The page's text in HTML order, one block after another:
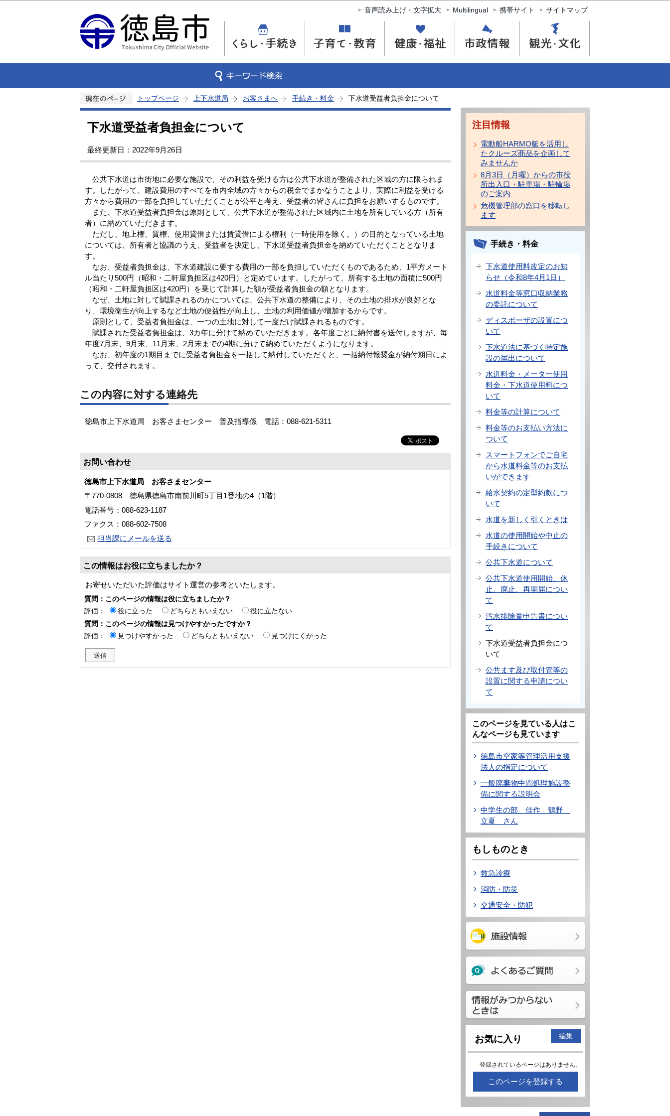
このページの本文へ移動
音声読み上げ・文字拡大 Multilingual 携帯サイト サイトマップ
トップページ 上下水道局 お客さまへ 手続き・料金 下水道受益者負担金について
下水道受益者負担金について
最終更新日：2022年9月26日
公共下水道は市街地に必要な施設で、その利益を受ける方は公共下水道が整備された区域の方に限られま
す。したがって、建設費用のすべてを市内全域の方々からの税金でまかなうことより、実際に利益を受ける
方々から費用の一部を負担していただくことが公平と考え、受益者の皆さんに負担をお願いするものです。
また、下水道受益者負担金は原則として、公共下水道が整備された区域内に土地を所有している方（所有
者）に納めていただきます。
ただし、地上権、質権、使用貸借または賃貸借による権利（一時使用を除く。）の目的となっている土地
については、所有者と協議のうえ、受益者を決定し、下水道受益者負担金を納めていただくこととなりま
す。
なお、受益者負担金は、下水道建設に要する費用の一部を負担していただくものであるため、1平方メート
ル当たり500円（昭和・二軒屋負担区は420円）と定めています。したがって、所有する土地の面積に500円
（昭和・二軒屋負担区は420円）を乗じて計算した額が受益者負担金の額となります。
なぜ、土地に対して賦課されるのかについては、公共下水道の整備により、その土地の排水が良好とな
り、環境衛生が向上するなど土地の便益性が向上し、土地の利用価値が増加するからです。
原則として、受益者負担金は、一つの土地に対して一度だけ賦課されるものです。
賦課された受益者負担金は、3カ年に分けて納めていただきます。各年度ごとに納付書を送付しますが、毎
年度7月末、9月末、11月末、2月末までの4期に分けて納めていただくようになります。
なお、初年度の1期目までに受益者負担金を一括して納付していただくと、一括納付報奨金が納付期日によ
って、交付されます。
この内容に対する連絡先
徳島市上下水道局 お客さまセンター 普及指導係 電話：088-621-5311
お問い合わせ
徳島市上下水道局 お客さまセンター
〒770-0808 徳島県徳島市南前川町5丁目1番地の4（1階）
電話番号：088-623-1187
ファクス：088-602-7508
担当課にメールを送る
この情報はお役に立ちましたか？
お寄せいただいた評価はサイト運営の参考といたします。
質問：このページの情報は役に立ちましたか？
評価：
役に立った どちらともいえない
役に立たない
質問：このページの情報は見つけやすかったですか？
評価：
見つけやすかった どちらともいえない 見つけにくかった
注目情報
電動船HARMO艇を活用し
たクルーズ商品を企画して
みませんか
8月3日（月曜）からの市役
所出入口・駐車場・駐輪場
のご案内
危機管理部の窓口を移転し
ます
手続き・料金
下水道使用料改定のお知
らせ（令和8年4月1日）
水道料金等窓口収納業務
の委託について
ディスポーザの設置につ
いて
下水道法に基づく特定施
設の届出について
水道料金・メーター使用
料金・下水道使用料につ
いて
料金等の計算について
料金等のお支払い方法に
ついて
スマートフォンでご自宅
から水道料金等のお支払
いができます
給水契約の定型約款につ
いて
水道を新しく引くときは
水道の使用開始や中止の
手続きについて
公共下水道について
公共下水道使用開始、休
止、廃止、再開届につい
て
汚水排除量申告書につい
て
下水道受益者負担金につ
いて
公共ます及び取付管等の
設置に関する申請につい
て
このページを見ている人はこ
んなページも見ています
徳島市空家等管理活用支援
法人の指定について
一般廃棄物中間処理施設整
備に関する説明会
中学生の部 佳作 鶴野
立夏 さん
もしものとき
救急診療
消防・防災
交通安全・防犯
お気に入り 編集
登録されているページはありません。
このページを登録する